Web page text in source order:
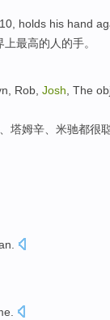
10 holds his hand
上最高的 人的手。
Rob, Josh, The
、塔姆辛、米驰都很